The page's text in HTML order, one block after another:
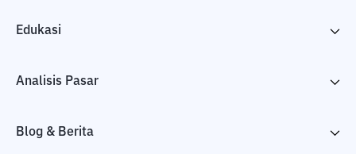
Edukasi
Analisis Pasar
Blog & Berita